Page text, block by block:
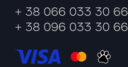
+ 38 066 033 30 66
+ 38 096 033 30 66